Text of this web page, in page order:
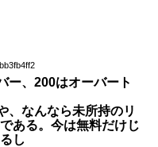
ー、200はオーバート
、なんなら未所持のリ
ある。今は無料だけじ
し